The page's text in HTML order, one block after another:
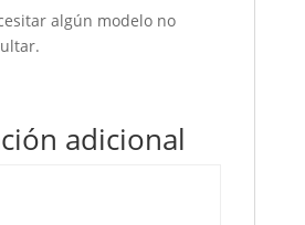
algún modelo no
adicional